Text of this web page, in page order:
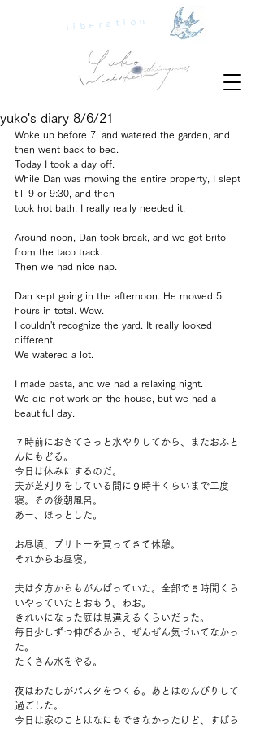
liberation
yuko's diary 8/6/21
Woke up before 7, and watered the garden, and
then went back to bed.
Today I took a day off.
While Dan was mowing the entire property, I slept
till 9 or 9:30, and then
took hot bath. I really really needed it.
Around noon, Dan took break, and we got brito
from the taco track.
Then we had nice nap.
Dan kept going in the afternoon. He mowed 5
hours in total. Wow.
I couldn't recognize the yard. It really looked
different.
We watered a lot.
I made pasta, and we had a relaxing night.
We did not work on the house, but we had a
beautiful day.
７時前におきてさっと水やりしてから、またおふと
んにもどる。
今日は休みにするのだ。
夫が芝刈りをしている間に９時半くらいまで二度
寝。その後朝風呂。
あー、ほっとした。
お昼頃、ブリトーを買ってきて休憩。
それからお昼寝。
夫は夕方からもがんばっていた。全部で５時間くら
いやっていたとおもう。わお。
きれいになった庭は見違えるくらいだった。
毎日少しずつ伸びるから、ぜんぜん気づいてなかっ
た。
たくさん水をやる。
夜はわたしがパスタをつくる。あとはのんびりして
過ごした。
今日は家のことはなにもできなかったけど、すばら